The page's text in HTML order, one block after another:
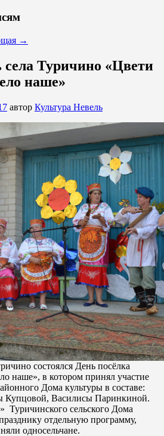
→
села Туричино «Цвети
наше»
автор Культура Невель
состоялся День посёлка
наше», в котором принял участие
Дома культуры в составе:
Купцовой, Василисы Паринкиной.
Туричинского сельского Дома
отдельную программу,
односельчане.